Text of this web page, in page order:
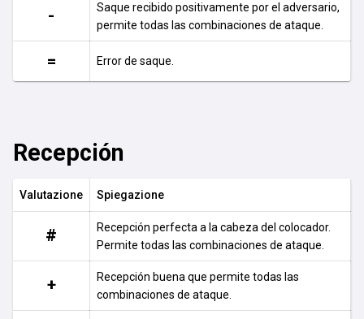
-
Saque recibido positivamente por el adversario,
permite todas las combinaciones de ataque.
= Error de saque.
Recepción
Valutazione Spiegazione
#
Recepción perfecta a la cabeza del colocador.
Permite todas las combinaciones de ataque.
+
Recepción buena que permite todas las
combinaciones de ataque.